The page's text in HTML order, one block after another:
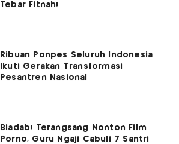
Tebar Fitnah!
Ribuan Ponpes Seluruh Indonesia
Ikuti Gerakan Transformasi
Pesantren Nasional
Biadab! Terangsang Nonton Film
Porno, Guru Ngaji Cabuli 7 Santri